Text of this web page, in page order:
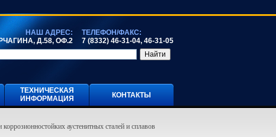
НАШ АДРЕС:
Д.58, ОФ.2
ТЕЛЕФОН/ФАКС:
7 (8332) 46-31-04, 46-31-05
ТЕХНИЧЕСКАЯ
ИНФОРМАЦИЯ
КОНТАКТЫ
аустенитных сталей и сплавов